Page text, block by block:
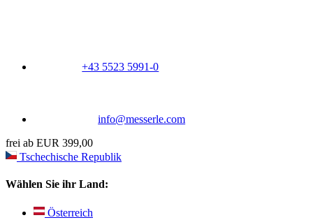
+43 5523 5991-0
info@messerle.com
frei ab EUR 399,00
Tschechische Republik
Wählen Sie ihr Land:
Österreich